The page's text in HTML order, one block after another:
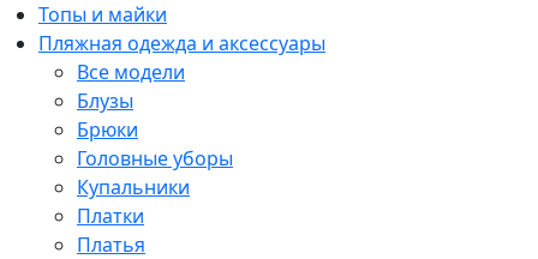
Топы и майки
Пляжная одежда и аксессуары
Все модели
Блузы
Брюки
Головные уборы
Купальники
Платки
Платья